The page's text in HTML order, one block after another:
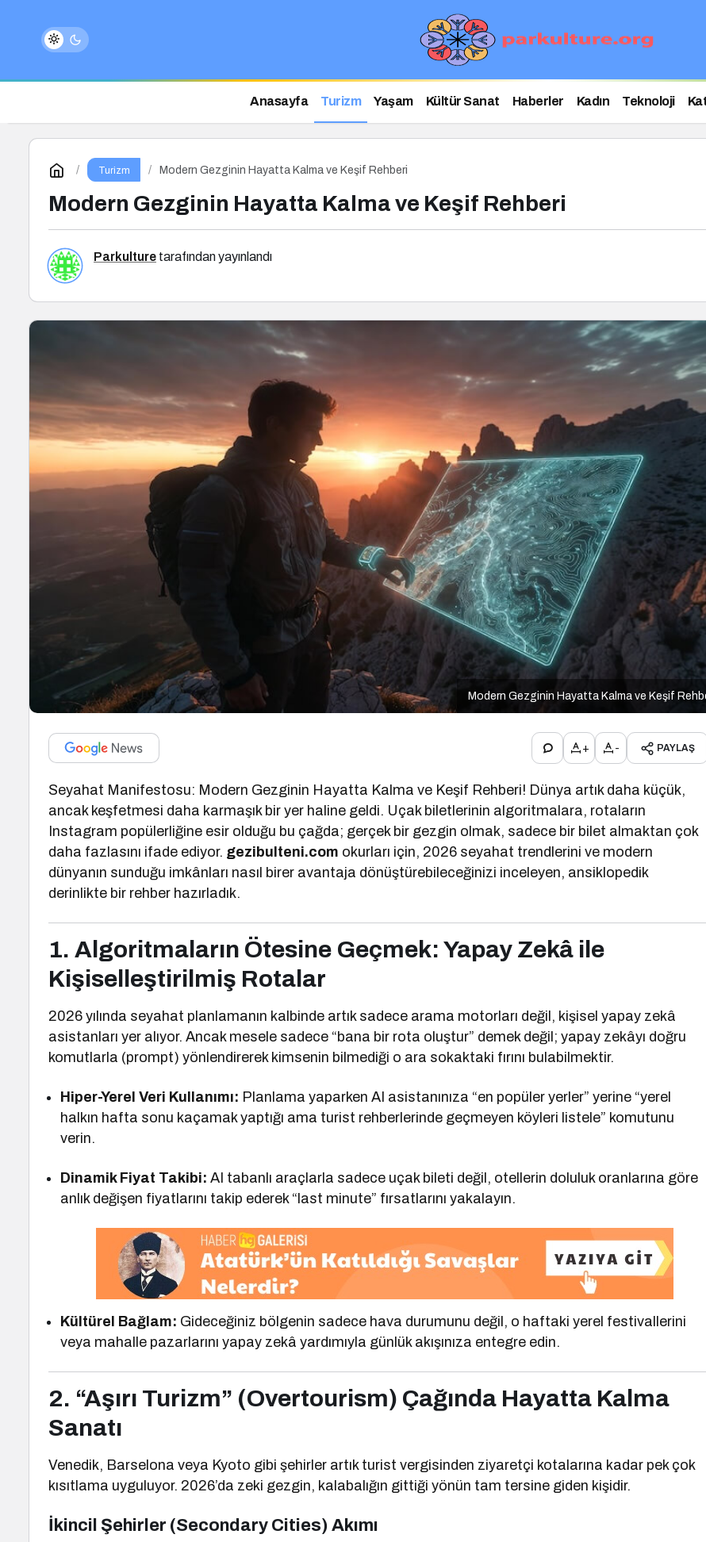
Anasayfa Turizm Yaşam Kültür Sanat Haberler Kadın Teknoloji
Turizm Modern Gezginin Hayatta Kalma ve Keşif Rehberi
Modern Gezginin Hayatta Kalma ve Keşif Rehberi
Parkulture tarafından yayınlandı
Modern Gezginin Hayatta Kalma ve Keşif
+ - PAYLAŞ
Seyahat Manifestosu: Modern Gezginin Hayatta Kalma ve Keşif Rehberi! Dünya artık daha küçük,
ancak keşfetmesi daha karmaşık bir yer haline geldi. Uçak biletlerinin algoritmalara, rotaların
Instagram popülerliğine esir olduğu bu çağda; gerçek bir gezgin olmak, sadece bir bilet almaktan çok
daha fazlasını ifade ediyor. gezibulteni.com okurları için, 2026 seyahat trendlerini ve modern
dünyanın sunduğu imkânları nasıl birer avantaja dönüştürebileceğinizi inceleyen, ansiklopedik
derinlikte bir rehber hazırladık.
1. Algoritmaların Ötesine Geçmek: Yapay Zekâ ile
Kişiselleştirilmiş Rotalar
2026 yılında seyahat planlamanın kalbinde artık sadece arama motorları değil, kişisel yapay zekâ
asistanları yer alıyor. Ancak mesele sadece “bana bir rota oluştur” demek değil; yapay zekâyı doğru
komutlarla (prompt) yönlendirerek kimsenin bilmediği o ara sokaktaki fırını bulabilmektir.
Hiper-Yerel Veri Kullanımı: Planlama yaparken AI asistanınıza “en popüler yerler” yerine “yerel
halkın hafta sonu kaçamak yaptığı ama turist rehberlerinde geçmeyen köyleri listele” komutunu
verin.
Dinamik Fiyat Takibi: AI tabanlı araçlarla sadece uçak bileti değil, otellerin doluluk oranlarına göre
anlık değişen fiyatlarını takip ederek “last minute” fırsatlarını yakalayın.
Kültürel Bağlam: Gideceğiniz bölgenin sadece hava durumunu değil, o haftaki yerel festivallerini
veya mahalle pazarlarını yapay zekâ yardımıyla günlük akışınıza entegre edin.
2. “Aşırı Turizm” (Overtourism) Çağında Hayatta Kalma
Sanatı
Venedik, Barselona veya Kyoto gibi şehirler artık turist vergisinden ziyaretçi kotalarına kadar pek çok
kısıtlama uyguluyor. 2026’da zeki gezgin, kalabalığın gittiği yönün tam tersine giden kişidir.
İkincil Şehirler (Secondary Cities) Akımı